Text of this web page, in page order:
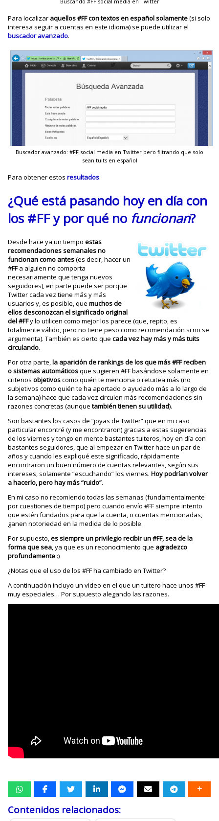
Para localizar aquellos #FF con textos en español solamente(si solo
interesa seguir a cuentas en este idioma) se puede utilizar el
buscador avanzado.
Buscador avanzado: #FF social media en Twitter pero filtrando que solo
sean tuits en español
Para obtener estosresultados.
¿Qué está pasando hoy en día con
los #FF y por qué no funcionan?
Desde hace ya un tiempoestas
recomendaciones semanales no
funcionan como antes(es decir, hacer un
#FF a alguien no comporta
necesariamente que tenga nuevos
seguidores), en parte puede ser porque
Twitter cada vez tiene más y más
usuarios y, es posible, quemuchos de
ellos desconozcan el significado original
del #FFy lo utilicen como mejor los parece (que, repito, es
totalmente válido, pero no tiene peso como recomendación si no se
argumenta). También es cierto quecada vez hay más y más tuits
circulando.
Por otra parte,la aparición de rankings de los que más #FF reciben
o sistemas automáticosque sugieren #FF basándose solamente en
criteriosobjetivoscomo quién te menciona o retuitea más (no
subjetivos como quién te ha aportado o ayudado más a lo largo de
la semana) hace que cada vez circulen más recomendaciones sin
razones concretas (aunquetambién tienen su utilidad).
Son bastantes los casos de “joyas de Twitter” que en mi caso
particular encontré (y me encontraron) gracias a estas sugerencias
de los viernes y tengo en mente bastantes tuiteros, hoy en día con
bastantes seguidores, que al empezar en Twitter hace un par de
años y cuando les expliqué este significado, rápidamente
encontraron un buen número de cuentas relevantes, según sus
intereses, solamente “escuchando” los viernes.Hoy podrían volver
a hacerlo, pero hay más “ruido”.
En mi caso no recomiendo todas las semanas (fundamentalmente
por cuestiones de tiempo) pero cuando envío #FF siempre intento
que estén fundados para que la cuenta, o cuentas mencionadas,
ganen notoriedad en la medida de lo posible.
Por supuesto,es siempre un privilegio recibir un #FF, sea de la
forma que sea, ya que es un reconocimiento que agradezco
profundamente :)
¿Notas que el uso de los #FF ha cambiado en Twitter?
A continuación incluyo un vídeo en el que un tuitero hace unos #FF
muy especiales… Por supuesto alegando las razones.
Contenidos relacionados: